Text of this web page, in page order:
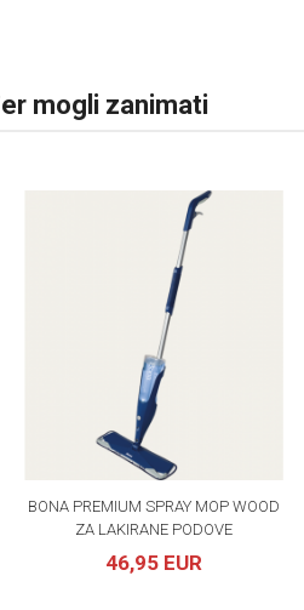
mogli zanimati
BONA PREMIUM SPRAY MOP WOOD
ZA LAKIRANE PODOVE
46,95 EUR